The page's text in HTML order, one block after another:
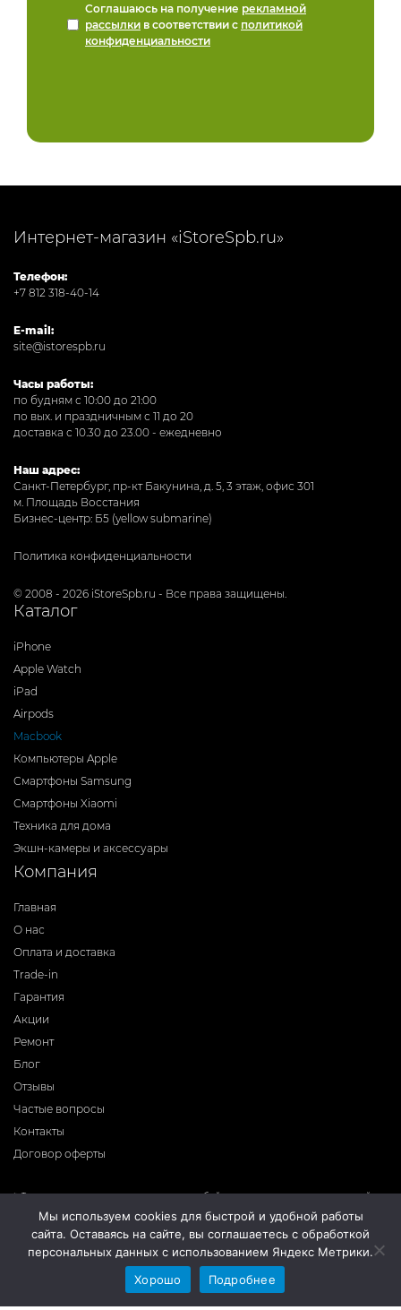
Соглашаюсь на получение рекламной
рассылки в соответствии с политикой
конфиденциальности
Интернет-магазин «iStoreSpb.ru»
Телефон:
+7 812 318-40-14
E-mail:
site@istorespb.ru
Часы работы:
по будням с 10:00 до 21:00
по вых. и праздничным с 11 до 20
доставка с 10.30 до 23.00 - ежедневно
Наш адрес:
Санкт-Петербург, пр-кт Бакунина, д. 5, 3 этаж, офис 301
м. Площадь Восстания
Бизнес-центр: Б5 (yellow submarine)
Политика конфиденциальности
© 2008 - 2026 iStoreSpb.ru - Все права защищены.
Каталог
iPhone
Apple Watch
iPad
Airpods
Macbook
Компьютеры Apple
Смартфоны Samsung
Смартфоны Xiaomi
Техника для дома
Экшн-камеры и аксессуары
Компания
Главная
О нас
Оплата и доставка
Trade-in
Гарантия
Акции
Ремонт
Блог
Отзывы
Частые вопросы
Контакты
Договор оферты
* Фирма-производитель оставляет за собой право на внесение изменений в
программное обеспечение, дизайн и комплектацию приборов без
предварительного уведомления. Во избежание недоразумений при покупке
приборов уточняйте информацию о комплектации, наличию и цене у
продавцов. Вся информация на сайте носит справочный характер и не
является публичной офертой.
Мы используем cookies для быстрой и удобной работы
сайта. Оставаясь на сайте, вы соглашаетесь с обработкой
персональных данных с использованием Яндекс Метрики.
Хорошо
Подробнее